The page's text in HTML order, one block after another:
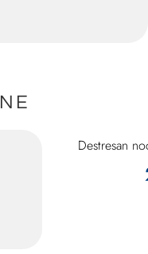
Destresan